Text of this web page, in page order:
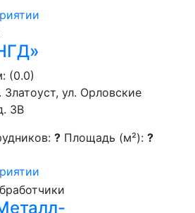
(0.0)
Златоуст, ул. Орловские
3В
? Площадь (м²): ?